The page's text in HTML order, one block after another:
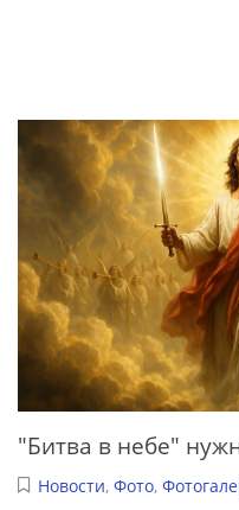
"Битва в небе"
Новости, Фото,